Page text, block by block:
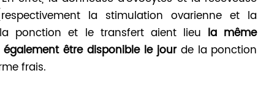
la stimulation ovarienne et la
ponction et le transfert aient lieu la même
être disponible le jourde la ponction
frais.